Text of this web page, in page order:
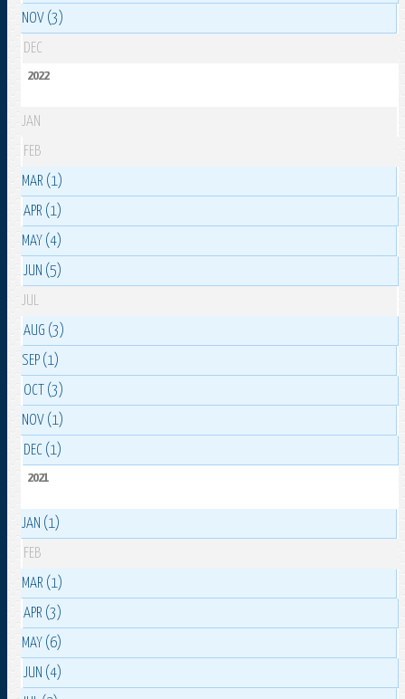
NOV (3)
DEC
2022
JAN
FEB
MAR (1)
APR (1)
MAY (4)
JUN (5)
JUL
AUG (3)
SEP (1)
OCT (3)
NOV (1)
DEC (1)
2021
JAN (1)
FEB
MAR (1)
APR (3)
MAY (6)
JUN (4)